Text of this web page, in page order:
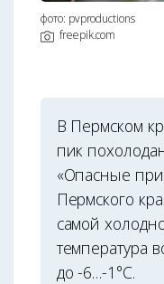
фото: pvproductions
freepik.com
В Пермском
пик
«Опасные
Пермского
самой
температура
до -6…-1°С.